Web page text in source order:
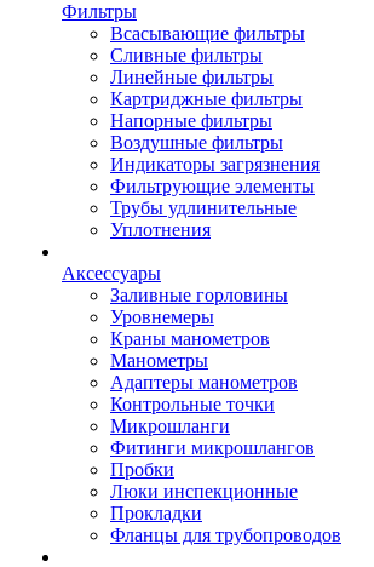
Фильтры
Всасывающие фильтры
Сливные фильтры
Линейные фильтры
Картриджные фильтры
Напорные фильтры
Воздушные фильтры
Индикаторы загрязнения
Фильтрующие элементы
Трубы удлинительные
Уплотнения
Аксессуары
Заливные горловины
Уровнемеры
Краны манометров
Манометры
Адаптеры манометров
Контрольные точки
Микрошланги
Фитинги микрошлангов
Пробки
Люки инспекционные
Прокладки
Фланцы для трубопроводов